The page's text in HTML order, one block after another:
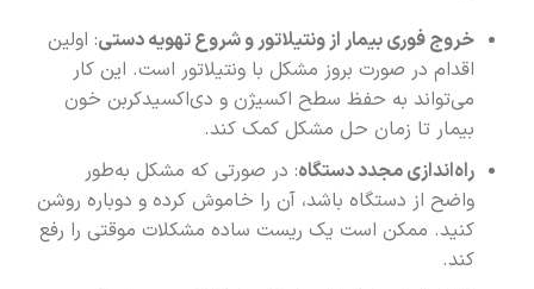
خروج فوری بیمار از ونتیلاتور و شروع تهویه دستی: اولین
اقدام در صورت بروز مشکل با ونتیلاتور است. این کار
می‌تواند به حفظ سطح اکسیژن و دی‌اکسیدکربن خون
بیمار تا زمان حل مشکل کمک کند.
راه‌اندازی مجدد دستگاه: در صورتی که مشکل به‌طور
واضح از دستگاه باشد، آن را خاموش کرده و دوباره روشن
کنید. ممکن است یک ریست ساده مشکلات موقتی را رفع
کند.